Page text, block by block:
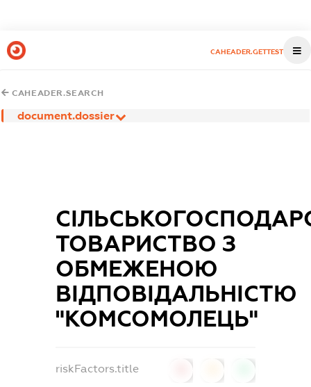
CAHEADER.GETTEST
CAHEADER.SEARCH
document.dossier
ТОВАРИСТВО З
ОБМЕЖЕНОЮ
ВІДПОВІДАЛЬНІСТЮ
"КОМСОМОЛЕЦЬ"
riskFactors.title